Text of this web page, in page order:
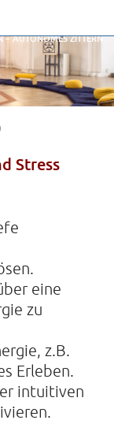
– AUTONOMES ZITTERN
Stress
eine
zu
z.B.
Erleben.
intuitiven